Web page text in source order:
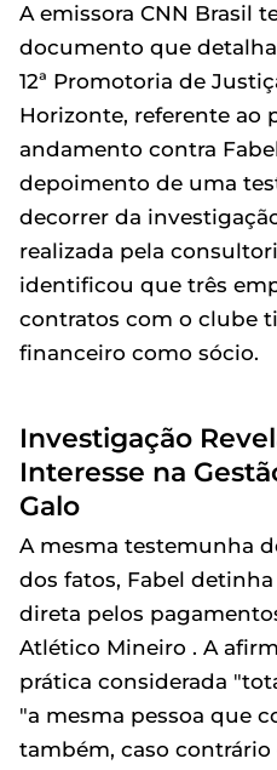
A emissora CNN Brasil
documento que
12ª Promotoria de
Horizonte, referente ao
andamento contra
depoimento de uma
decorrer da
realizada pela
identificou que três
contratos com o clube
financeiro como sócio.
Investigação
Interesse na
Galo
A mesma testemunha
dos fatos, Fabel
direta pelos
Atlético Mineiro . A
prática considerada
"a mesma pessoa que
também, caso